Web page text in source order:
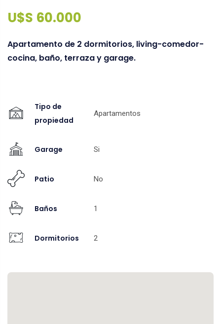
U$S 60.000
Apartamento de 2 dormitorios, living-comedor-
cocina, baño, terraza y garage.
Tipo de
propiedad
Apartamentos
Garage Si
Patio No
Baños 1
Dormitorios 2